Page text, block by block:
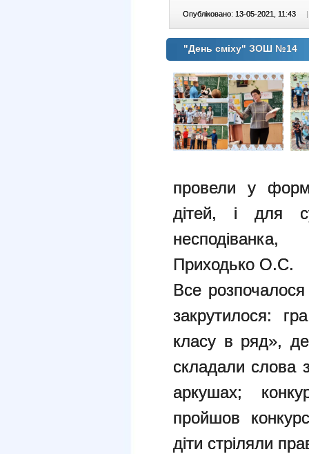
Опубліковано: 13-05-2021, 11:43 |
"День сміху" ЗОШ №14
провели у
дітей, і для
Приходько О.С.
Все
закрутилося:
класу в ряд», де
складали слова
аркушах;
пройшов
діти стріляли